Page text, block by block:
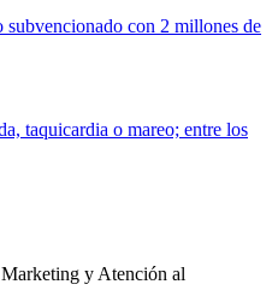
con 2 millones de
taquicardia o mareo; entre los
y Atención al